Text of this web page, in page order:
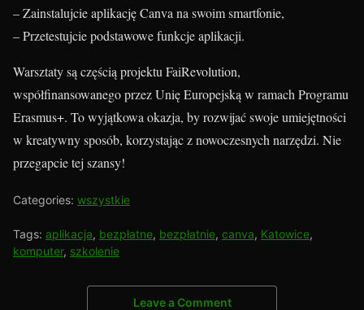
– Zainstalujcie aplikację Canva na swoim smartfonie,
– Przetestujcie podstawowe funkcje aplikacji.
Warsztaty są częścią projektu FaiRevolution,
współfinansowanego przez Unię Europejską w ramach Programu
Erasmus+. To wyjątkowa okazja, by rozwijać swoje umiejętności
w kreatywny sposób, korzystając z nowoczesnych narzędzi. Nie
przegapcie tej szansy!
Categories: wszystkie
Tags: aplikacja, bezpłatne, bezpłatnie, canva, Katowice,
komputer, szkolenie
Leave a Comment